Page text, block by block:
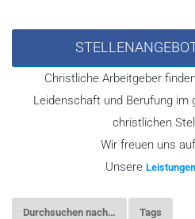
Christliche Arbeitgeber
Leidenschaft und Berufung im
christlichen
Wir freuen uns
Unsere
Durchsuchen nach… Tags